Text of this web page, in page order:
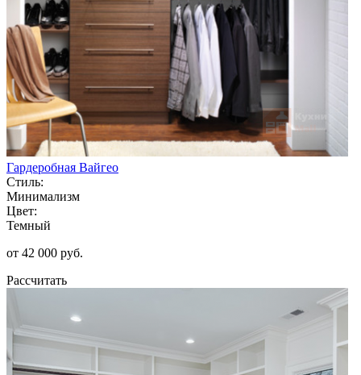
Гардеробная Вайгео
Стиль:
Минимализм
Цвет:
Темный
от 42 000 руб.
Рассчитать